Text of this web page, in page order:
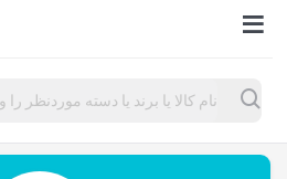
Products
search